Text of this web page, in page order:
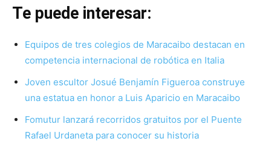
Te puede interesar:
Equipos de tres colegios de Maracaibo destacan en
competencia internacional de robótica en Italia
Joven escultor Josué Benjamín Figueroa construye
una estatua en honor a Luis Aparicio en Maracaibo
Fomutur lanzará recorridos gratuitos por el Puente
Rafael Urdaneta para conocer su historia